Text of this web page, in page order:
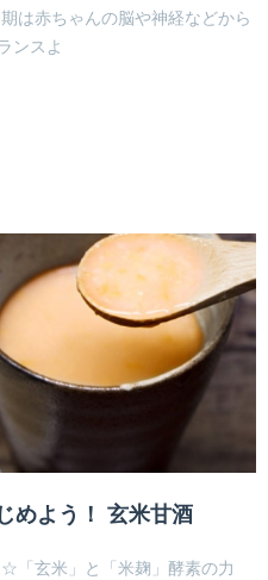
は赤ちゃんの脳や神経などから
ンスよ
めよう！ 玄米甘酒
「玄米」と「米麹」酵素の力